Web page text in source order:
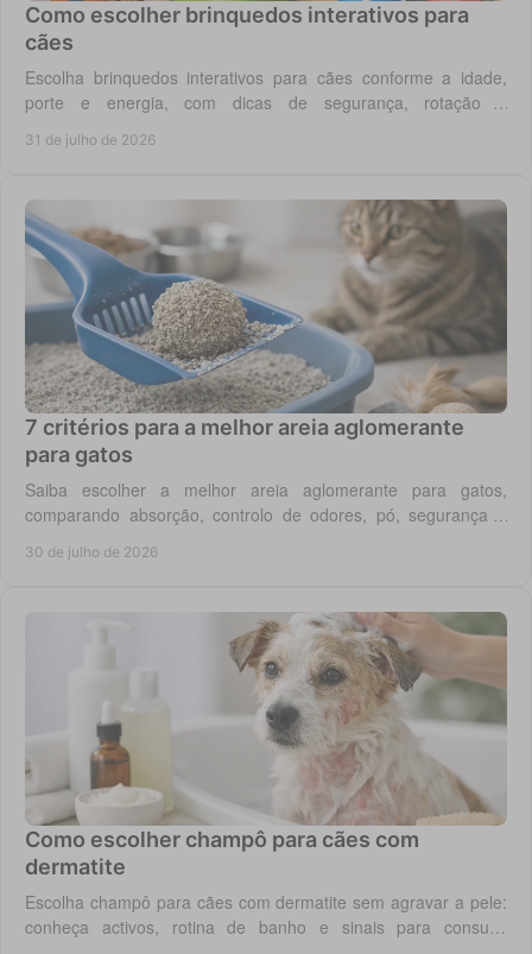
Como escolher brinquedos interativos para
cães
Escolha brinquedos interativos para cães conforme a idade,
porte e energia, com dicas de segurança, rotação e
31 de julho de 2026
7 critérios para a melhor areia aglomerante
para gatos
Saiba escolher a melhor areia aglomerante para gatos,
comparando absorção, controlo de odores, pó, segurança e
30 de julho de 2026
Como escolher champô para cães com
dermatite
Escolha champô para cães com dermatite sem agravar a pele:
conheça activos, rotina de banho e sinais para consulta